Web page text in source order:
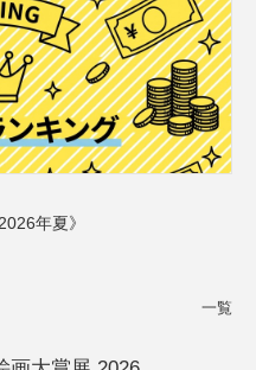
年夏》
一覧